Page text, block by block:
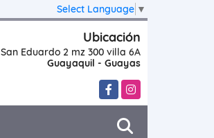
Select Language ▼
Ubicación
San Eduardo 2 mz 300 villa 6A
Guayaquil - Guayas
FacebookInstagram